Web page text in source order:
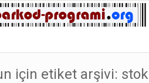
için etiket arşivi: stok